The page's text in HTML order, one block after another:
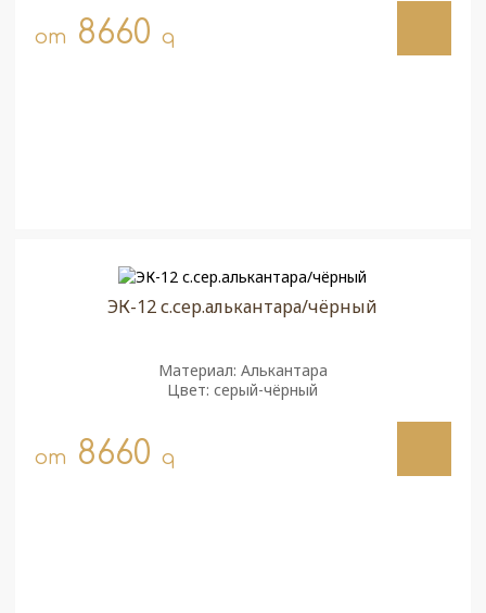
от 8660 q
ЭК-12 с.сер.алькантара/чёрный
Материал: Алькантара
Цвет: серый-чёрный
от 8660 q